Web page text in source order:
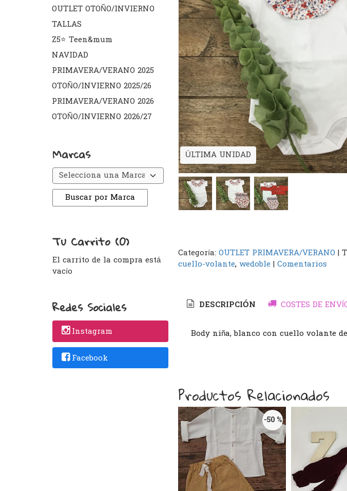
OUTLET OTOÑO/INVIERNO
TALLAS
Z5⭐️ Teen&mum
NAVIDAD
PRIMAVERA/VERANO 2025
OTOÑO/INVIERNO 2025/26
PRIMAVERA/VERANO 2026
OTOÑO/INVIERNO 2026/27
Marcas
Tu Carrito (0)
El carrito de la compra está
vacío
Redes Sociales
Instagram
Facebook
ÚLTIMA UNIDAD
Categoría: OUTLET PRIMAVERA/VERANO |
cuello-volante wedoble | Comentarios
DESCRIPCIÓN COSTES DE
Body niña, blanco con cuello volante
Productos Relacionados
-50 %